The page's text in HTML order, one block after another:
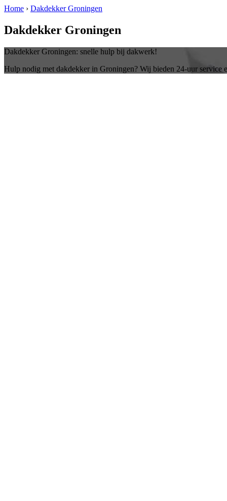
Home › Dakdekker Groningen
Dakdekker Groningen
Dakdekker Groningen: snelle hulp bij dakwerk!
Hulp nodig met dakdekker in Groningen? Wij bieden 24-uur service